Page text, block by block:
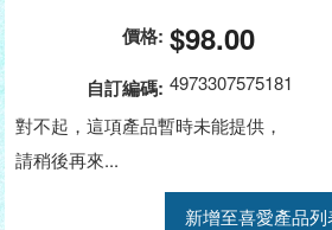
價格: $98.00
自訂編碼: 4973307575181
對不起，這項產品暫時未能提供，
請稍後再來...
新增至喜愛產品列